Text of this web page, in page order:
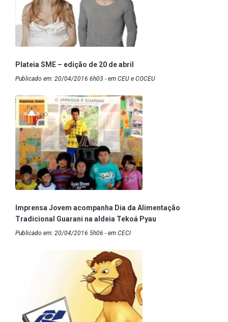
Plateia SME – edição de 20 de abril
Publicado em: 20/04/2016 6h03 - em CEU e COCEU
Imprensa Jovem acompanha Dia da Alimentação
Tradicional Guarani na aldeia Tekoá Pyau
Publicado em: 20/04/2016 5h06 - em CECI